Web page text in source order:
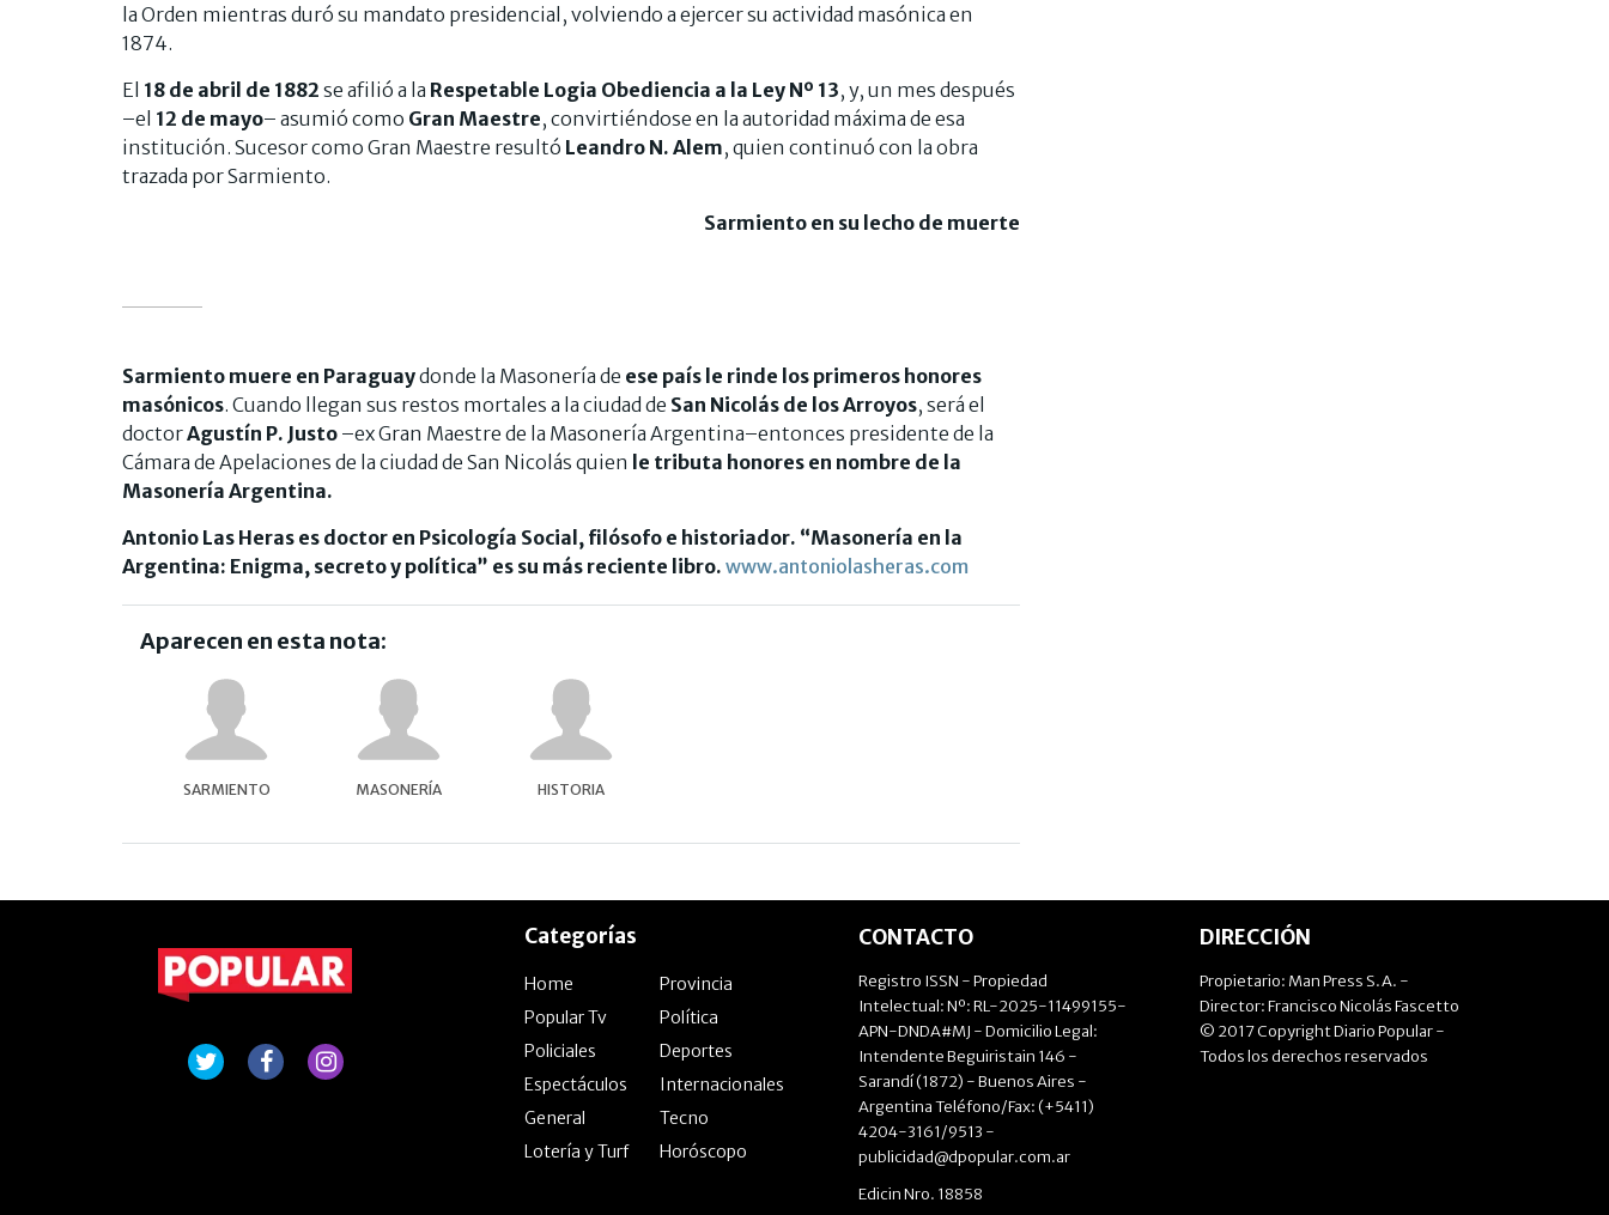
la Orden mientras duró su mandato presidencial, volviendo a ejercer su actividad masónica en
1874.
El 18 de abril de 1882 se afilió a la Respetable Logia Obediencia a la Ley Nº 13, y, un mes después
–el 12 de mayo– asumió como Gran Maestre, convirtiéndose en la autoridad máxima de esa
institución. Sucesor como Gran Maestre resultó Leandro N. Alem, quien continuó con la obra
trazada por Sarmiento.
Sarmiento en su lecho de muerte
Sarmiento muere en Paraguaydonde la Masonería de ese país le rinde los primeros honores
masónicos. Cuando llegan sus restos mortales a la ciudad de San Nicolás de los Arroyos, será el
doctorAgustín P. Justo –ex Gran Maestre de la Masonería Argentina–entonces presidente de la
Cámara de Apelaciones de la ciudad de San Nicolás quien le tributa honores en nombre de la
Masonería Argentina.
Antonio Las Heras es doctor en Psicología Social, filósofo e historiador. “Masonería en la
Argentina: Enigma, secreto y política” es su más reciente libro. www.antoniolasheras.com
Aparecen en esta nota:
SARMIENTO MASONERÍA HISTORIA
Categorías
Home
Provincia
Popular Tv
Política
Policiales
Deportes
Espectáculos
Internacionales
General
Tecno
Lotería y Turf
Horóscopo
CONTACTO
Registro ISSN - Propiedad
Intelectual: Nº: RL-2025-11499155-
APN-DNDA#MJ - Domicilio Legal:
Intendente Beguiristain 146 -
Sarandí (1872) - Buenos Aires -
Argentina Teléfono/Fax: (+5411)
4204-3161/9513 -
publicidad@dpopular.com.ar
Edicin Nro. 18858
DIRECCIÓN
Propietario: Man Press S.A. -
Director: Francisco Nicolás Fascetto
© 2017 Copyright Diario Popular -
Todos los derechos reservados